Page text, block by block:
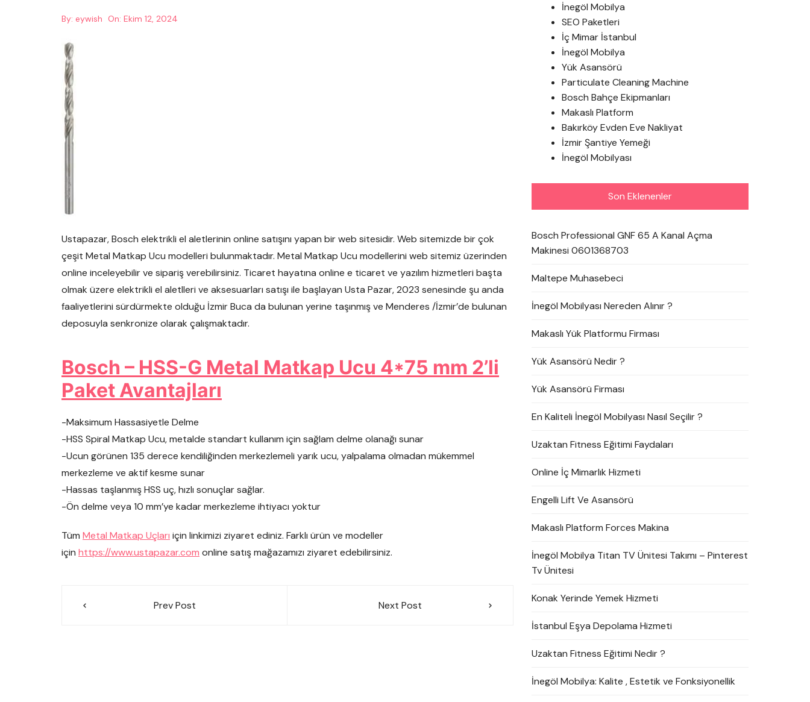
By: eywish On: Ekim 12, 2024
Ustapazar, Bosch elektrikli el aletlerinin online satışını yapan bir web sitesidir. Web sitemizde bir çok
çeşit Metal Matkap Ucu modelleri bulunmaktadır. Metal Matkap Ucu modellerini web sitemiz üzerinden
online inceleyebilir ve sipariş verebilirsiniz. Ticaret hayatına online e ticaret ve yazılım hizmetleri başta
olmak üzere elektrikli el aletlleri ve aksesuarları satışı ile başlayan Usta Pazar, 2023 senesinde şu anda
faaliyetlerini sürdürmekte olduğu İzmir Buca da bulunan yerine taşınmış ve Menderes /İzmir’de bulunan
deposuyla senkronize olarak çalışmaktadır.
Bosch – HSS-G Metal Matkap Ucu 4*75 mm 2’li
Paket Avantajları
-Maksimum Hassasiyetle Delme
-HSS Spiral Matkap Ucu, metalde standart kullanım için sağlam delme olanağı sunar
-Ucun görünen 135 derece kendiliğinden merkezlemeli yarık ucu, yalpalama olmadan mükemmel
merkezleme ve aktif kesme sunar
-Hassas taşlanmış HSS uç, hızlı sonuçlar sağlar.
-Ön delme veya 10 mm’ye kadar merkezleme ihtiyacı yoktur
Tüm Metal Matkap Uçları için linkimizi ziyaret ediniz. Farklı ürün ve modeller
için https://www.ustapazar.com online satış mağazamızı ziyaret edebilirsiniz.
Prev Post Next Post
İnegöl Mobilya
SEO Paketleri
İç Mimar İstanbul
İnegöl Mobilya
Yük Asansörü
Particulate Cleaning Machine
Bosch Bahçe Ekipmanları
Makaslı Platform
Bakırköy Evden Eve Nakliyat
İzmir Şantiye Yemeği
İnegöl Mobilyası
Son Eklenenler
Bosch Professional GNF 65 A Kanal Açma
Makinesi 0601368703
Maltepe Muhasebeci
İnegöl Mobilyası Nereden Alınır ?
Makaslı Yük Platformu Firması
Yük Asansörü Nedir ?
Yük Asansörü Firması
En Kaliteli İnegöl Mobilyası Nasıl Seçilir ?
Uzaktan Fitness Eğitimi Faydaları
Online İç Mimarlık Hizmeti
Engelli Lift Ve Asansörü
Makaslı Platform Forces Makina
İnegöl Mobilya Titan TV Ünitesi Takımı – Pinterest
Tv Ünitesi
Konak Yerinde Yemek Hizmeti
İstanbul Eşya Depolama Hizmeti
Uzaktan Fitness Eğitimi Nedir ?
İnegöl Mobilya: Kalite , Estetik ve Fonksiyonellik